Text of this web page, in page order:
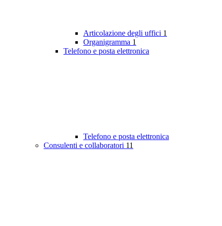
Articolazione degli uffici 1
Organigramma 1
Telefono e posta elettronica
Telefono e posta elettronica
Consulenti e collaboratori 11